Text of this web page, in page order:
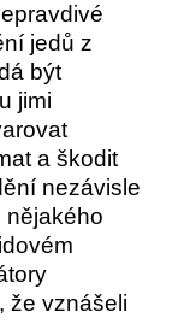
jedů z
být
jimi
a škodit
nezávisle
nějakého
že vznášeli